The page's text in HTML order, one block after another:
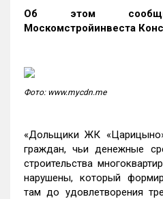
Об этом
Москомстройинвеста
Фото: www.mycdn.me
«Дольщики ЖК
граждан, чьи денежные
строительства
нарушены, который
там до удовлетворения